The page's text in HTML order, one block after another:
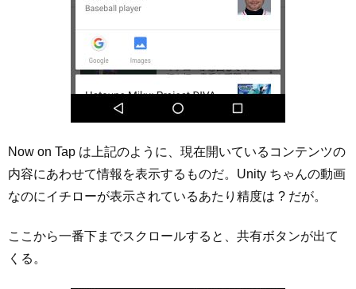
Now on Tap は上記のように、現在開いているコンテンツの
内容にあわせて情報を表示するものだ。Unity ちゃんの動画
なのにイチローが表示されているあたり精度は ? だが。
ここから一番下までスクロールすると、共有ボタンが出て
くる。